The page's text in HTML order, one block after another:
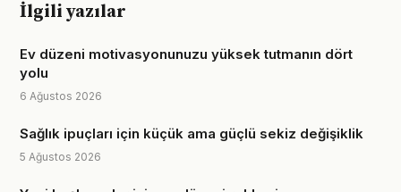
İlgili yazılar
Ev düzeni motivasyonunuzu yüksek tutmanın dört
yolu
6 Ağustos 2026
Sağlık ipuçları için küçük ama güçlü sekiz değişiklik
5 Ağustos 2026